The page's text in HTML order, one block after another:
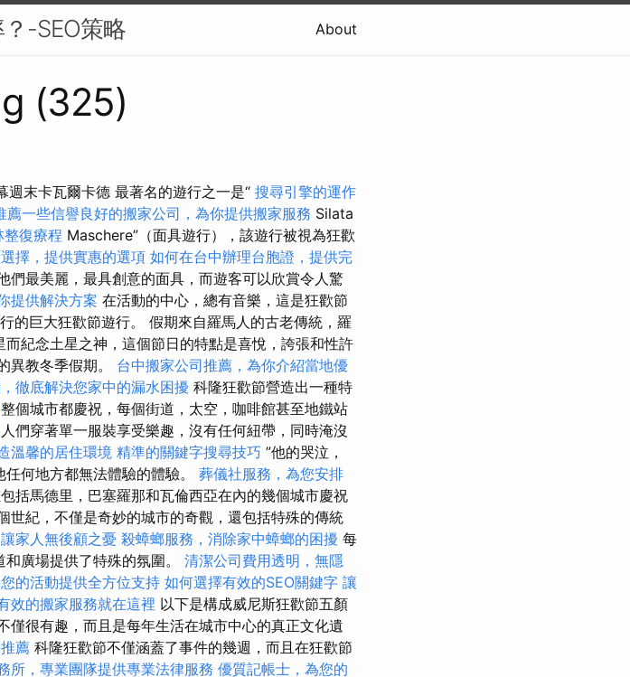
-SEO策略 About
(325)
末卡瓦爾卡德 最著名的遊行之一是“ 搜尋引擎的運作
薦一些信譽良好的搬家公司，為你提供搬家服務 Silata
整復療程 Maschere”（面具遊行），該遊行被視為狂歡
擇，提供實惠的選項 如何在台中辦理台胞證，提供完
們最美麗，最具創意的面具，而遊客可以欣賞令人驚
提供解決方案 在活動的中心，總有音樂，這是狂歡節
的巨大狂歡節遊行。 假期來自羅馬人的古老傳統，羅
紀念土星之神，這個節日的特點是喜悅，誇張和性許
異教冬季假期。 台中搬家公司推薦，為你介紹當地優
徹底解決您家中的漏水困擾 科隆狂歡節營造出一種特
整個城市都慶祝，每個街道，太空，咖啡館甚至地鐵站
人們穿著單一服裝享受樂趣，沒有任何紐帶，同時淹沒
溫馨的居住環境 精準的關鍵字搜尋技巧 ”他的哭泣，
何地方都無法體驗的體驗。 葬儀社服務，為您安排
括馬德里，巴塞羅那和瓦倫西亞在內的幾個城市慶祝
世紀，不僅是奇妙的城市的奇觀，還包括特殊的傳統
家人無後顧之憂 殺蟑螂服務，消除家中蟑螂的困擾 每
廣場提供了特殊的氛圍。 清潔公司費用透明，無隱
的活動提供全方位支持 如何選擇有效的SEO關鍵字 讓
效的搬家服務就在這裡 以下是構成威尼斯狂歡節五顏
很有趣，而且是每年生活在城市中心的真正文化遺
薦 科隆狂歡節不僅涵蓋了事件的幾週，而且在狂歡節
所，專業團隊提供專業法律服務 優質記帳士，為您的